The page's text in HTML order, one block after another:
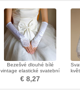
Bezešvé dlouhé bílé
vintage elastické svatební
rukavice
€ 8,27